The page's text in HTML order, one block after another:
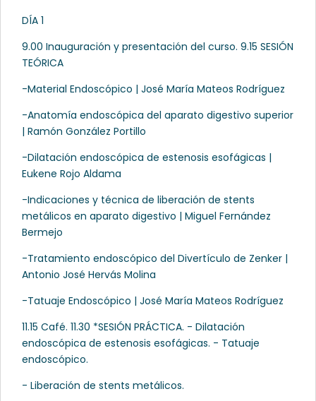
DÍA 1
9.00 Inauguración y presentación del curso. 9.15 SESIÓN
TEÓRICA
-Material Endoscópico | José María Mateos Rodríguez
-Anatomía endoscópica del aparato digestivo superior
| Ramón González Portillo
-Dilatación endoscópica de estenosis esofágicas |
Eukene Rojo Aldama
-Indicaciones y técnica de liberación de stents
metálicos en aparato digestivo | Miguel Fernández
Bermejo
-Tratamiento endoscópico del Divertículo de Zenker |
Antonio José Hervás Molina
-Tatuaje Endoscópico | José María Mateos Rodríguez
11.15 Café. 11.30 *SESIÓN PRÁCTICA. - Dilatación
endoscópica de estenosis esofágicas. - Tatuaje
endoscópico.
- Liberación de stents metálicos.